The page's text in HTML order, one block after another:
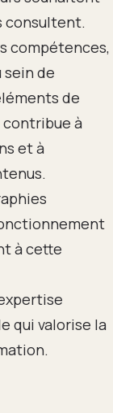
consultent.
compétences,
sein de
de
à
et à
à cette
qui valorise la